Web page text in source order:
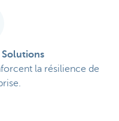
la résilience de